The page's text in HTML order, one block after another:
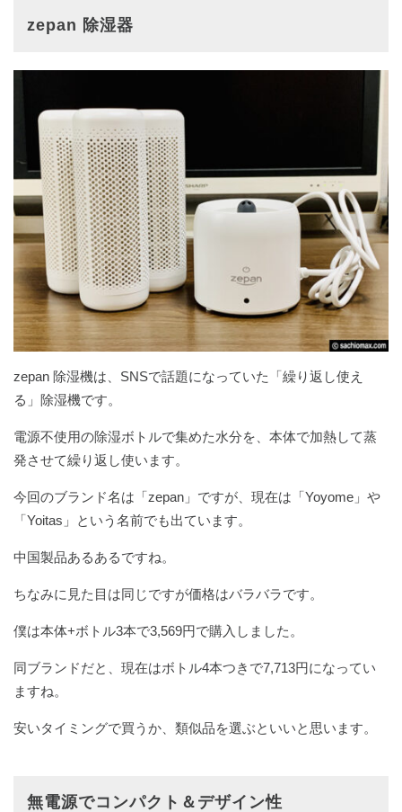
zepan 除湿器
zepan 除湿機は、SNSで話題になっていた「繰り返し使え
る」除湿機です。
電源不使用の除湿ボトルで集めた水分を、本体で加熱して蒸
発させて繰り返し使います。
今回のブランド名は「zepan」ですが、現在は「Yoyome」や
「Yoitas」という名前でも出ています。
中国製品あるあるですね。
ちなみに見た目は同じですが価格はバラバラです。
僕は本体+ボトル3本で3,569円で購入しました。
同ブランドだと、現在はボトル4本つきで7,713円になってい
ますね。
安いタイミングで買うか、類似品を選ぶといいと思います。
無電源でコンパクト＆デザイン性